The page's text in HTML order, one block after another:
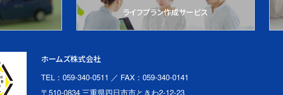
ライフプラン作成サービス
ホームズ株式会社
TEL：059-340-0511 ／ FAX：059-340-0141
〒510-0834 三重県四日市市ときわ2-12-23